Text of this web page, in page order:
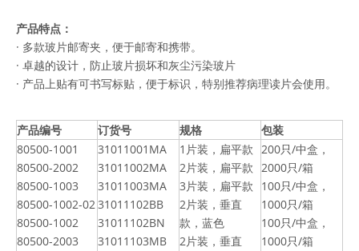
产品特点：
· 多款玻片邮寄夹，便于邮寄和携带。
· 卓越的设计，防止玻片损坏和灰尘污染玻片
· 产品上贴有可书写标贴，便于标识，特别推荐病理读片会使用。
产品编号 订货号 规格
包装
80500-1001
80500-2002
80500-1003
80500-1002-02
80500-1002
80500-2003
31011001MA
31011002MA
31011003MA
31011102BB
31011102BN
31011103MB
1片装，扁平款
2片装，扁平款
3片装，扁平款
2片装，垂直
款，蓝色
2片装，垂直
200只/中盒，
2000只/箱
100只/中盒，
1000只/箱
100只/中盒，
1000只/箱